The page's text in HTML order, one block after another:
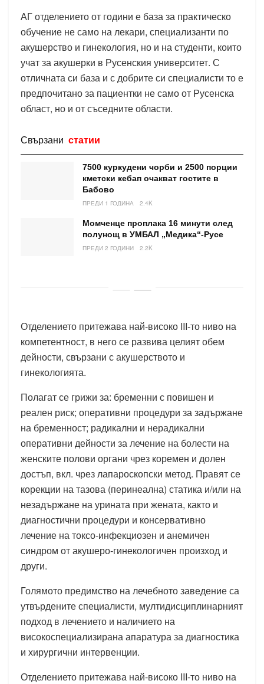
АГ отделението от години е база за практическо
обучение не само на лекари, специализанти по
акушерство и гинекология, но и на студенти, които
учат за акушерки в Русенския университет. С
отличната си база и с добрите си специалисти то е
предпочитано за пациентки не само от Русенска
област, но и от съседните области.
Свързани статии
7500 куркудени чорби и 2500 порции
кметски кебап очакват гостите в
Бабово
ПРЕДИ 1 ГОДИНА 2.4K
Момченце проплака 16 минути след
полунощ в УМБАЛ „Медика“-Русе
ПРЕДИ 2 ГОДИНИ 2.2K
Отделението притежава най-високо III-то ниво на
компетентност, в него се развива целият обем
дейности, свързани с акушерството и
гинекологията.
Полагат се грижи за: бременни с повишен и
реален риск; оперативни процедури за задържане
на бременност; радикални и нерадикални
оперативни дейности за лечение на болести на
женските полови органи чрез коремен и долен
достъп, вкл. чрез лапароскопски метод. Правят се
корекции на тазова (перинеална) статика и/или на
незадържане на урината при жената, както и
диагностични процедури и консервативно
лечение на токсо-инфекциозен и анемичен
синдром от акушеро-гинекологичен произход и
други.
Голямото предимство на лечебното заведение са
утвърдените специалисти, мултидисциплинарният
подход в лечението и наличието на
високоспециализирана апаратура за диагностика
и хирургични интервенции.
Отделението притежава най-високо III-то ниво на